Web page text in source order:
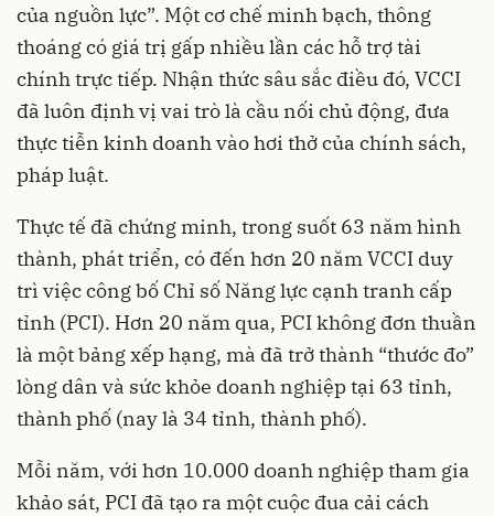
của nguồn lực”. Một cơ chế minh bạch, thông
thoáng có giá trị gấp nhiều lần các hỗ trợ tài
chính trực tiếp. Nhận thức sâu sắc điều đó, VCCI
đã luôn định vị vai trò là cầu nối chủ động, đưa
thực tiễn kinh doanh vào hơi thở của chính sách,
pháp luật.
Thực tế đã chứng minh, trong suốt 63 năm hình
thành, phát triển, có đến hơn 20 năm VCCI duy
trì việc công bố Chỉ số Năng lực cạnh tranh cấp
tỉnh (PCI). Hơn 20 năm qua, PCI không đơn thuần
là một bảng xếp hạng, mà đã trở thành “thước đo”
lòng dân và sức khỏe doanh nghiệp tại 63 tỉnh,
thành phố (nay là 34 tỉnh, thành phố).
Mỗi năm, với hơn 10.000 doanh nghiệp tham gia
khảo sát, PCI đã tạo ra một cuộc đua cải cách